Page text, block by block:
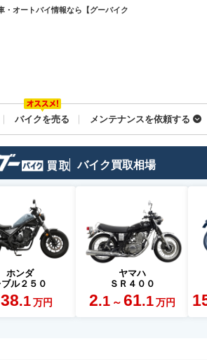
・オートバイ情報なら【グーバイク
バイクを売る メンテナンスを依頼する
バイク買取相場
ホンダ
ブル２５０
38.1 万円
ヤマハ
ＳＲ４００
2.1 ～ 61.1 万円